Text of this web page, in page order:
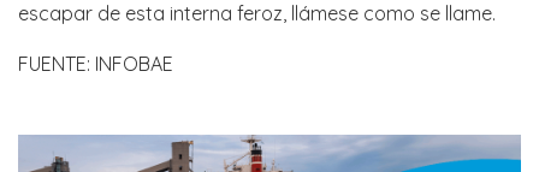
escapar de esta interna feroz, llámese como se llame.
FUENTE: INFOBAE